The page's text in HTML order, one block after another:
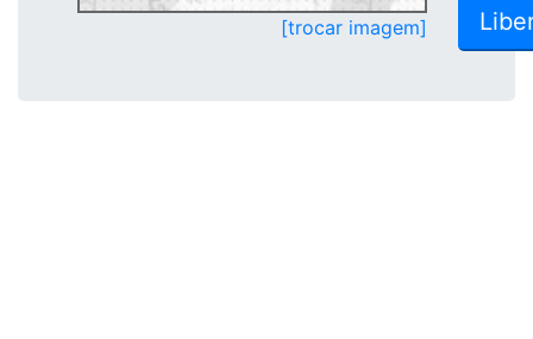
[trocar imagem]